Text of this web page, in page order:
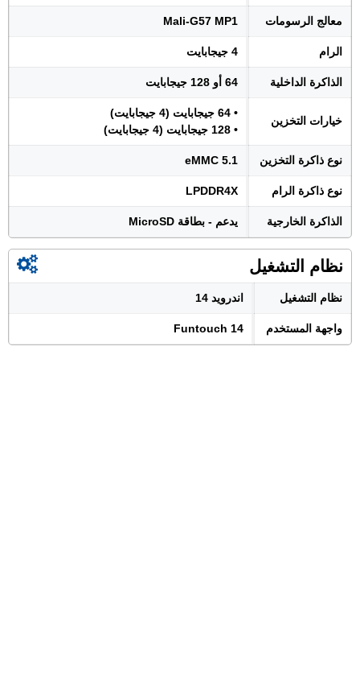
معالج الرسومات Mali-G57 MP1
الرام 4 جيجابايت
الذاكرة الداخلية 64 أو 128 جيجابايت
خيارات التخزين
• 64 جيجابايت (4 جيجابايت)
• 128 جيجابايت (4 جيجابايت)
نوع ذاكرة التخزين eMMC 5.1
نوع ذاكرة الرام LPDDR4X
الذاكرة الخارجية يدعم - بطاقة MicroSD
نظام التشغيل
نظام التشغيل اندرويد 14
واجهة المستخدم Funtouch 14